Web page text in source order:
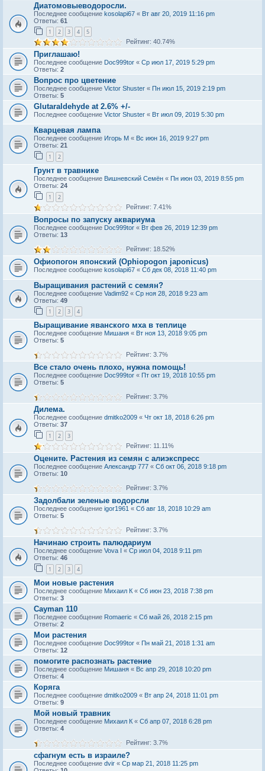
Диатомовыeводоросли.
Последнее сообщение kosolapi67 « Вт авг 20, 2019 11:16 pm
Ответы: 61
1 2 3 4 5
Рейтинг: 40.74%
Приглашаю!
Последнее сообщение Doc999tor « Ср июл 17, 2019 5:29 pm
Ответы: 2
Вопрос про цветение
Последнее сообщение Victor Shuster « Пн июл 15, 2019 2:19 pm
Ответы: 5
Glutaraldehyde at 2.6% +/-
Последнее сообщение Victor Shuster « Вт июл 09, 2019 5:30 pm
Кварцевая лампа
Последнее сообщение Игорь М « Вс июн 16, 2019 9:27 pm
Ответы: 21
1 2
Грунт в травнике
Последнее сообщение Вишневский Семён « Пн июн 03, 2019 8:55 pm
Ответы: 24
1 2
Рейтинг: 7.41%
Вопросы по запуску аквариума
Последнее сообщение Doc999tor « Вт фев 26, 2019 12:39 pm
Ответы: 13
Рейтинг: 18.52%
Офиопогон японский (Ophiopogon japonicus)
Последнее сообщение kosolapi67 « Сб дек 08, 2018 11:40 pm
Выращивания растений с семян?
Последнее сообщение Vadim92 « Ср ноя 28, 2018 9:23 am
Ответы: 49
1 2 3 4
Выращивание яванского мха в теплице
Последнее сообщение Мишаня « Вт ноя 13, 2018 9:05 pm
Ответы: 5
Рейтинг: 3.7%
Все стало очень плохо, нужна помощь!
Последнее сообщение Doc999tor « Пт окт 19, 2018 10:55 pm
Ответы: 5
Рейтинг: 3.7%
Дилема.
Последнее сообщение dmitko2009 « Чт окт 18, 2018 6:26 pm
Ответы: 37
1 2 3
Рейтинг: 11.11%
Оцените. Растения из семян с алиэкспресс
Последнее сообщение Александр 777 « Сб окт 06, 2018 9:18 pm
Ответы: 10
Рейтинг: 3.7%
Задолбали зеленые водорсли
Последнее сообщение igor1961 « Сб авг 18, 2018 10:29 am
Ответы: 5
Рейтинг: 3.7%
Начинаю строить палюдариум
Последнее сообщение Vova I « Ср июл 04, 2018 9:11 pm
Ответы: 46
1 2 3 4
Мои новые растения
Последнее сообщение Михаил К « Сб июн 23, 2018 7:38 pm
Ответы: 3
Cayman 110
Последнее сообщение Romaeric « Сб май 26, 2018 2:15 pm
Ответы: 2
Мои растения
Последнее сообщение Doc999tor « Пн май 21, 2018 1:31 am
Ответы: 12
помогите распознать растение
Последнее сообщение Мишаня « Вс апр 29, 2018 10:20 pm
Ответы: 4
Коряга
Последнее сообщение dmitko2009 « Вт апр 24, 2018 11:01 pm
Ответы: 9
Мой новый травник
Последнее сообщение Михаил К « Сб апр 07, 2018 6:28 pm
Ответы: 4
Рейтинг: 3.7%
сфагнум есть в израиле?
Последнее сообщение dvir « Ср мар 21, 2018 11:25 pm